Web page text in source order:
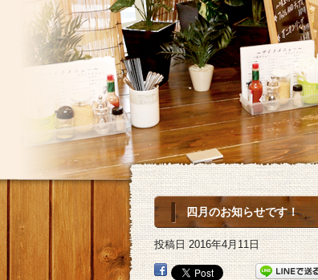
四月のお知らせです！
投稿日 2016年4月11日